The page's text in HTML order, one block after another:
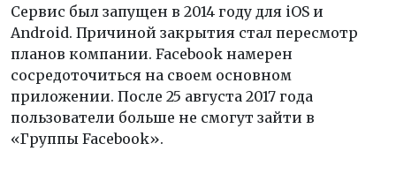
Сервис был запущен в 2014 году для iOS и
Android. Причиной закрытия стал пересмотр
планов компании. Facebook намерен
сосредоточиться на своем основном
приложении. После 25 августа 2017 года
пользователи больше не смогут зайти в
«Группы Facebook».